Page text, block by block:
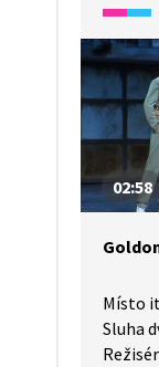
pro
Cílem
a
v
pro
v
zrovna
02:58
Místo
Sluha